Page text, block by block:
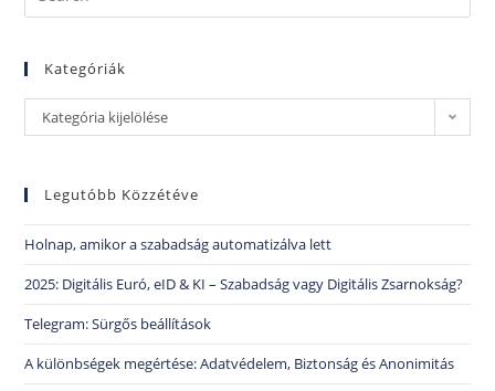
Kategóriák
Kategória kijelölése
Legutóbb Közzétéve
Holnap, amikor a szabadság automatizálva lett
2025: Digitális Euró, eID & KI – Szabadság vagy Digitális Zsarnokság?
Telegram: Sürgős beállítások
A különbségek megértése: Adatvédelem, Biztonság és Anonimitás